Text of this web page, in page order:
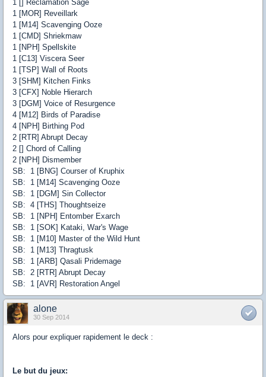
1 [] Reclamation Sage
1 [MOR] Reveillark
1 [M14] Scavenging Ooze
1 [CMD] Shriekmaw
1 [NPH] Spellskite
1 [C13] Viscera Seer
1 [TSP] Wall of Roots
3 [SHM] Kitchen Finks
3 [CFX] Noble Hierarch
3 [DGM] Voice of Resurgence
4 [M12] Birds of Paradise
4 [NPH] Birthing Pod
2 [RTR] Abrupt Decay
2 [] Chord of Calling
2 [NPH] Dismember
SB: 1 [BNG] Courser of Kruphix
SB: 1 [M14] Scavenging Ooze
SB: 1 [DGM] Sin Collector
SB: 4 [THS] Thoughtseize
SB: 1 [NPH] Entomber Exarch
SB: 1 [SOK] Kataki, War's Wage
SB: 1 [M10] Master of the Wild Hunt
SB: 1 [M13] Thragtusk
SB: 1 [ARB] Qasali Pridemage
SB: 2 [RTR] Abrupt Decay
SB: 1 [AVR] Restoration Angel
alone
30 Sep 2014
Alors pour expliquer rapidement le deck :
Le but du jeux: